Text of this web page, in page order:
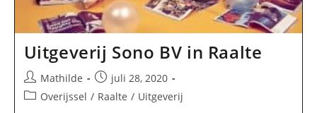
Uitgeverij Sono BV in Raalte
Bericht
auteur:
Mathilde
Bericht
gepubliceerd
juli 28, 2020
Berichtcategorie:
Overijssel / Raalte / Uitgeverij